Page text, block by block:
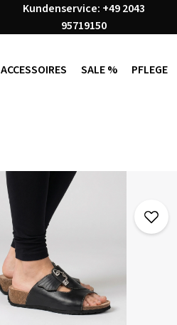
Kundenservice: +49 2043
95719150
ACCESSOIRES SALE % PFLEGE